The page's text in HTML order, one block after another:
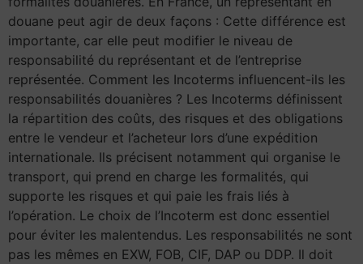
douane peut agir de deux façons : Cette différence est
importante, car elle peut modifier le niveau de
responsabilité du représentant et de l’entreprise
représentée. Comment les Incoterms influencent-ils les
responsabilités douanières ? Les Incoterms définissent
la répartition des coûts, des risques et des obligations
entre le vendeur et l’acheteur lors d’une expédition
internationale. Ils précisent notamment qui organise le
transport, qui prend en charge les formalités, qui
supporte les risques et qui paie les frais liés à
l’opération. Le choix de l’Incoterm est donc essentiel
pour éviter les malentendus. Les responsabilités ne sont
pas les mêmes en EXW, FOB, CIF, DAP ou DDP. Il doit